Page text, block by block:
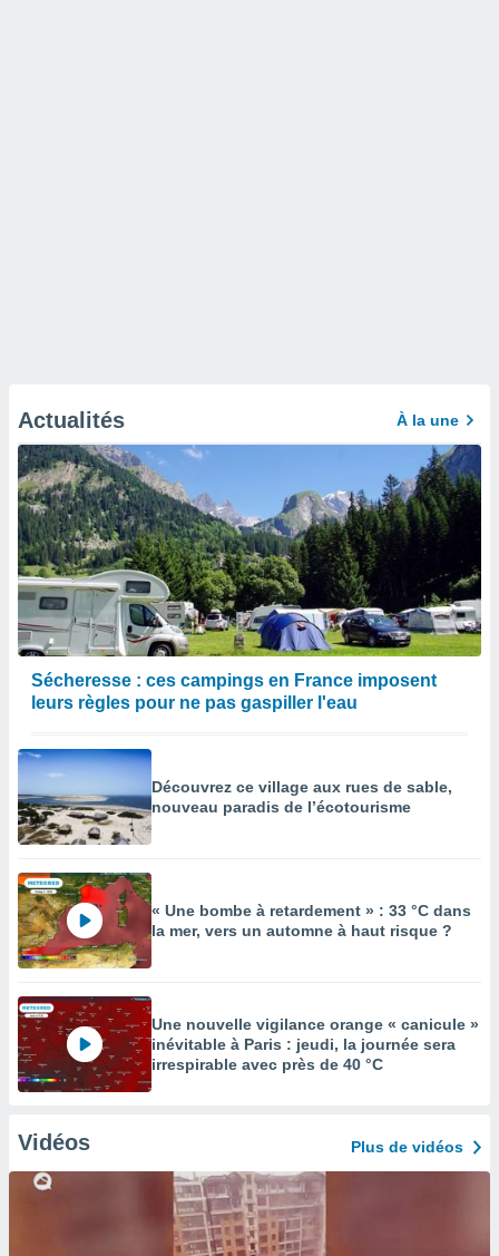
Actualités À la une
Sécheresse : ces campings en France imposent
leurs règles pour ne pas gaspiller l'eau
Découvrez ce village aux rues de sable,
nouveau paradis de l’écotourisme
« Une bombe à retardement » : 33 °C dans
la mer, vers un automne à haut risque ?
Une nouvelle vigilance orange « canicule »
inévitable à Paris : jeudi, la journée sera
irrespirable avec près de 40 °C
Vidéos Plus de vidéos